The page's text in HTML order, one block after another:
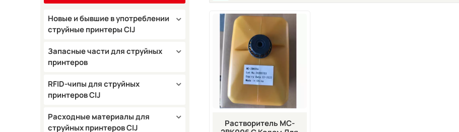
Новые и бывшие в употреблении
струйные принтеры CIJ
Запасные части для струйных
принтеров
RFID-чипы для струйных
принтеров CIJ
Расходные материалы для
струйных принтеров CIJ
Растворитель MC-